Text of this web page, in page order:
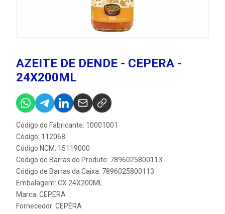
AZEITE DE DENDE - CEPERA -
24X200ML
Código do Fabricante: 10001001
Código: 112068
Código NCM: 15119000
Código de Barras do Produto: 7896025800113
Código de Barras da Caixa: 7896025800113
Embalagem: CX.24X200ML
Marca: CEPERA
Fornecedor: CEPÊRA